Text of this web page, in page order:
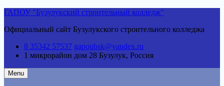
Skip
content
ГАПОУ "Бузулукский строительный колледж"
Официальный сайт Бузулукского строительного колледжа
8 35342 57537 gapoubsk@yandex.ru
1 микрорайон дом 28 Бузулук, Россия
Menu